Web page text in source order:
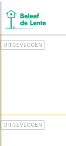
UITGEVLOGEN
UITGEVLOGEN